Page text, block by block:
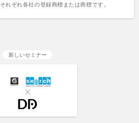
れぞれ各社の登録商標または商標です。
新しいセミナー